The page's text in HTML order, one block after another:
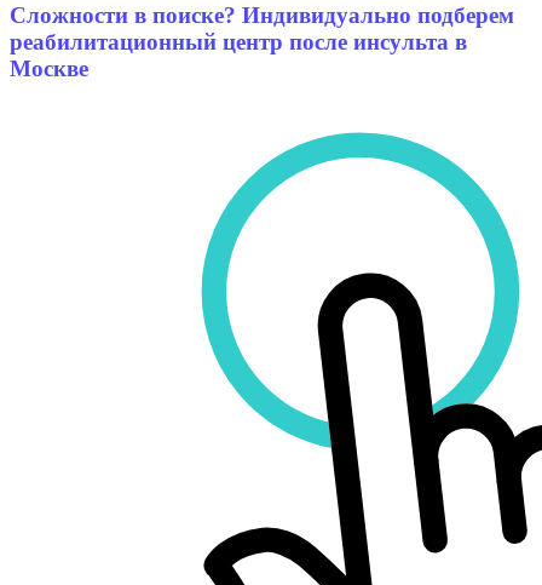
Сложности в поиске? Индивидуально подберем
реабилитационный центр после инсульта в
Москве